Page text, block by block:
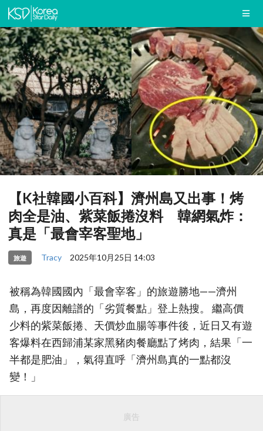
【K社韓國小百科】濟州島又出事！烤
肉全是油、紫菜飯捲沒料 韓網氣炸：
真是「最會宰客聖地」
旅遊 Tracy 2025年10月25日 14:03
被稱為韓國國內「最會宰客」的旅遊勝地——濟州
島，再度因離譜的「劣質餐點」登上熱搜。 繼高價
少料的紫菜飯捲、天價炒血腸等事件後，近日又有遊
客爆料在西歸浦某家黑豬肉餐廳點了烤肉，結果「一
半都是肥油」，氣得直呼「濟州島真的一點都沒
變！」
廣告